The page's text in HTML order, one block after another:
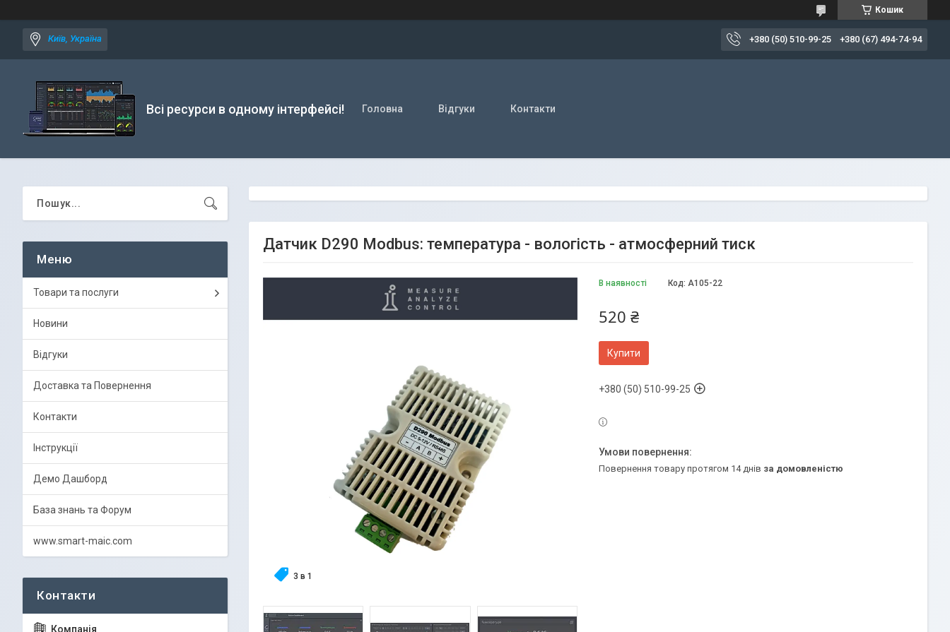
Кошик
Київ, Україна +380 (50) 510-99-25 +380 (67) 494-74-94
Всі ресурси в одному інтерфейсі! Головна Відгуки Контакти
Датчик D290 Modbus: температура - вологість - атмосферний тиск
3 в 1
В наявності Код: A105-22
520 ₴
Купити
+380 (50) 510-99-25
повернення товару протягом 14 днів за домовленістю
Товари та послуги
Новини
Відгуки
Доставка та Повернення
Контакти
Інструкції
Демо Дашборд
База знань та Форум
www.smart-maic.com